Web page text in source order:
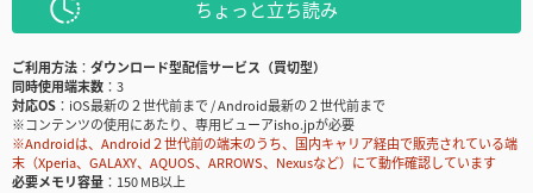
ちょっと立ち読み
ご利用方法
ダウンロード型配信サービス（買切型）
同時使用端末数
3
対応OS
iOS最新の２世代前まで / Android最新の２世代前まで
※コンテンツの使用にあたり、専用ビューアisho.jpが必要
※Androidは、Android２世代前の端末のうち、国内キャリア経由で販売されている端
末（Xperia、GALAXY、AQUOS、ARROWS、Nexusなど）にて動作確認しています
必要メモリ容量
150 MB以上